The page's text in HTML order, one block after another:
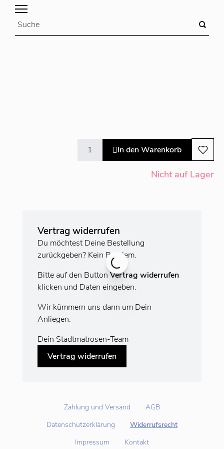
In den Warenkorb
Nicht auf Lager
Vertrag widerrufen
Du möchtest Deine Bestellung
zurückgeben? Kein Problem.
Bitte auf den ButtonVertrag widerrufen
klicken und Daten eingeben.
Wir kümmern uns dann um Dein
Anliegen.
Dein Stadtmatrosen-Team
Vertrag widerrufen
Zahlung und Versand
AGB
Datenschutzerklärung
Widerrufsrecht
Impressum
Kontakt